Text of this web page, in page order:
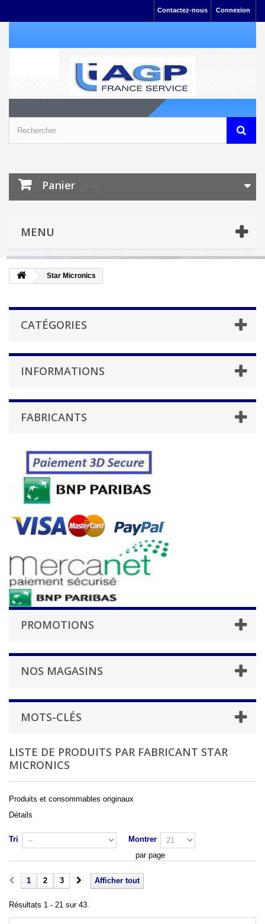
Connexion
Contactez-nous
Panier (vide)
MENU
Star Micronics
CATÉGORIES
INFORMATIONS
FABRICANTS
PROMOTIONS
NOS MAGASINS
MOTS-CLÉS
LISTE DE PRODUITS PAR FABRICANT STAR
MICRONICS
Produits et consommables originaux
Détails
Tri
Montrer
par page
Afficher tout
1 2 3
Résultats 1 - 21 sur 43.